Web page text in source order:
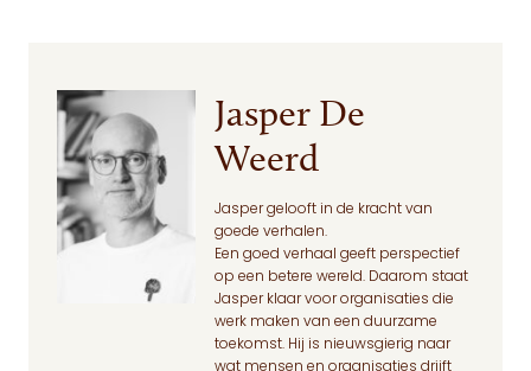
Jasper De
Weerd
Jasper gelooft in de kracht van
goede verhalen.
Een goed verhaal geeft perspectief
op een betere wereld. Daarom staat
Jasper klaar voor organisaties die
werk maken van een duurzame
toekomst. Hij is nieuwsgierig naar
wat mensen en organisaties drijft